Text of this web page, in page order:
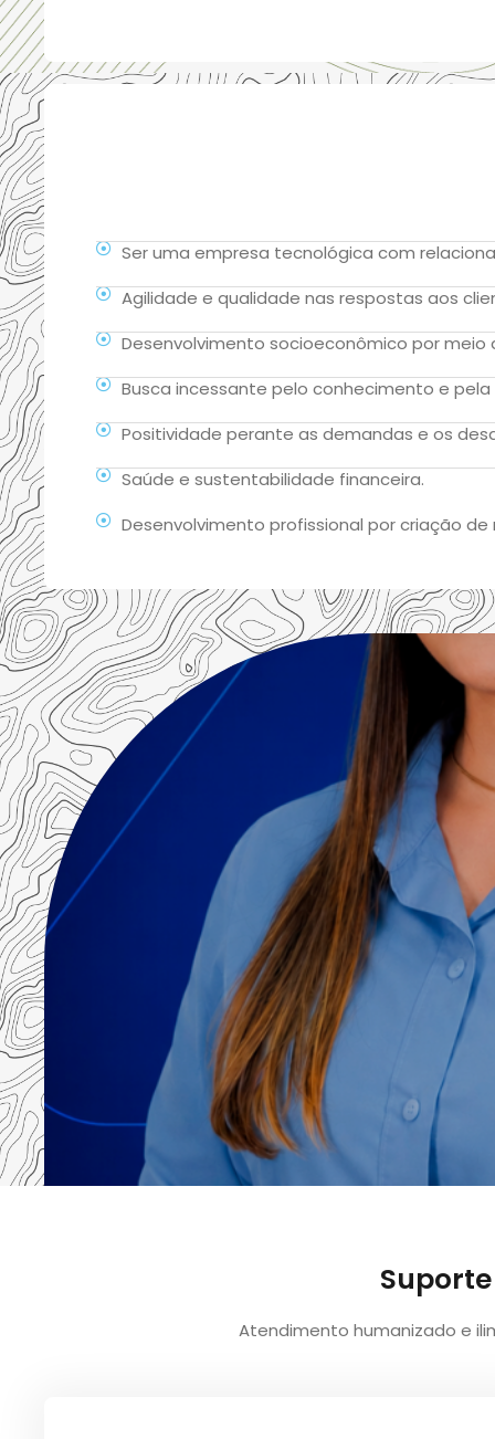
Ser uma empresa tecnológica com
Agilidade e qualidade nas respostas aos
Desenvolvimento socioeconômico por
Busca incessante pelo conhecimento e
Positividade perante as demandas e os
Saúde e sustentabilidade financeira.
Desenvolvimento profissional por criação
Atendimento humanizado e